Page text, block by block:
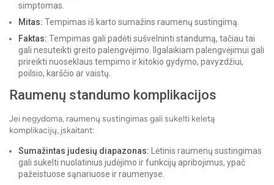
simptomas.
Mitas: Tempimas iš karto sumažins raumenų sustingimą.
Faktas: Tempimas gali padėti sušvelninti standumą, tačiau tai
gali nesuteikti greito palengvėjimo. Ilgalaikiam palengvėjimui gali
prireikti nuoseklaus tempimo ir kitokio gydymo, pavyzdžiui,
poilsio, karščio ar vaistų.
Raumenų standumo komplikacijos
Jei negydoma, raumenų sustingimas gali sukelti keletą
komplikacijų, įskaitant:
Sumažintas judesių diapazonas: Lėtinis raumenų sustingimas
gali sukelti nuolatinius judėjimo ir funkcijų apribojimus, ypač
pažeistuose sąnariuose ir raumenyse.